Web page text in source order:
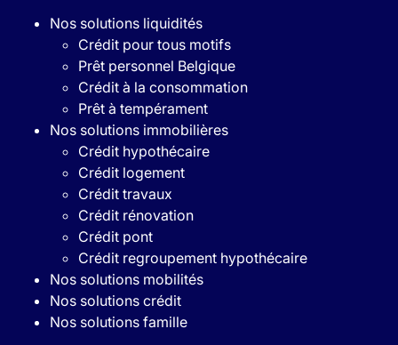
Nos solutions liquidités
Crédit pour tous motifs
Prêt personnel Belgique
Crédit à la consommation
Prêt à tempérament
Nos solutions immobilières
Crédit hypothécaire
Crédit logement
Crédit travaux
Crédit rénovation
Crédit pont
Crédit regroupement hypothécaire
Nos solutions mobilités
Nos solutions crédit
Nos solutions famille